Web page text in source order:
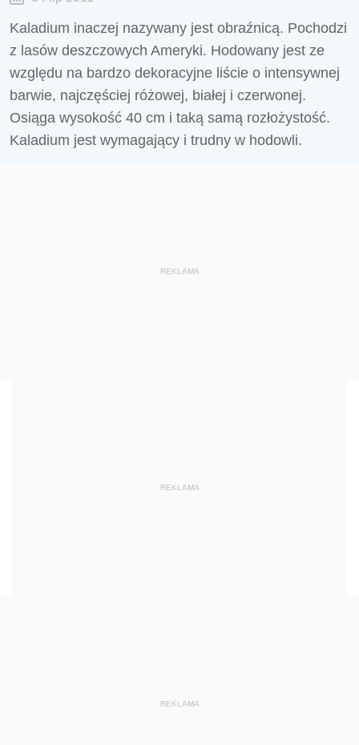
Kaladium inaczej nazywany jest obraźnicą. Pochodzi
z lasów deszczowych Ameryki. Hodowany jest ze
względu na bardzo dekoracyjne liście o intensywnej
barwie, najczęściej różowej, białej i czerwonej.
Osiąga wysokość 40 cm i taką samą rozłożystość.
Kaladium jest wymagający i trudny w hodowli.
REKLAMA
REKLAMA
REKLAMA